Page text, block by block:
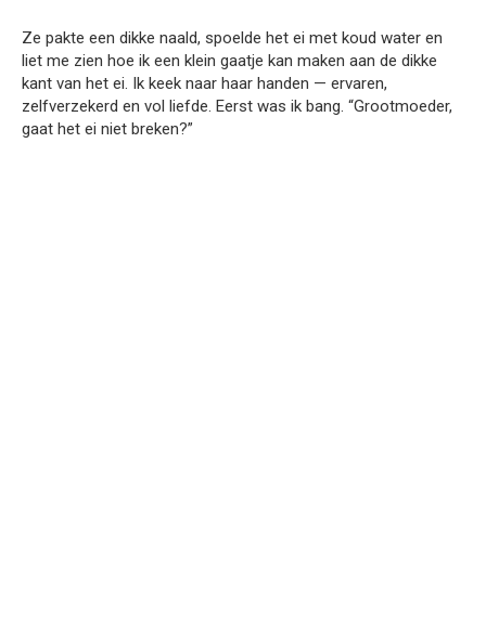
Ze pakte een dikke naald, spoelde het ei met koud water en
liet me zien hoe ik een klein gaatje kan maken aan de dikke
kant van het ei. Ik keek naar haar handen — ervaren,
zelfverzekerd en vol liefde. Eerst was ik bang. “Grootmoeder,
gaat het ei niet breken?”